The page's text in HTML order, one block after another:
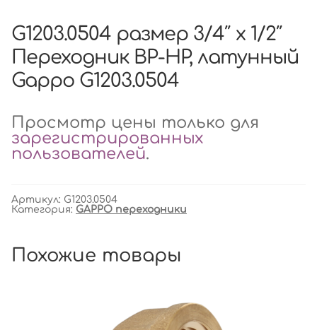
G1203.0504 размер 3/4″ х 1/2″
Переходник ВР-НР, латунный
Gappo G1203.0504
Просмотр цены только для
зарегистрированных
пользователей.
Артикул: G1203.0504
Категория: GAPPO переходники
Похожие товары